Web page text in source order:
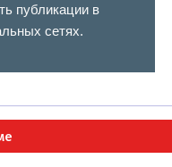
публикации в
сетях.